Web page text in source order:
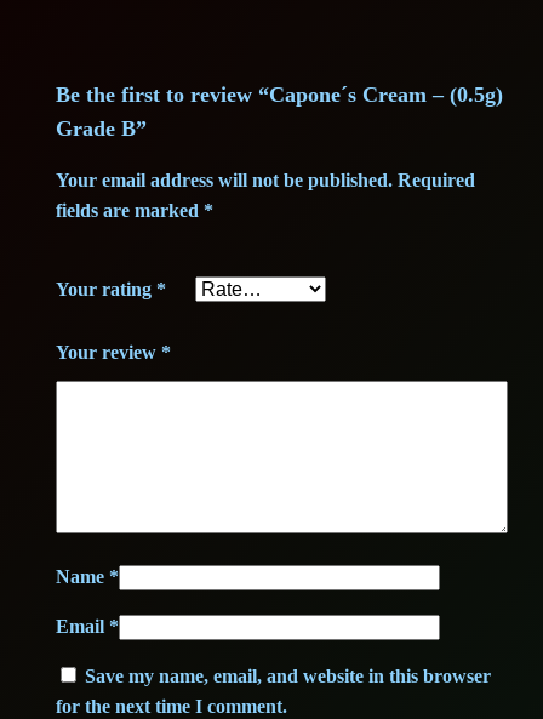
0
€
.
Be the first to review “Capone´s Cream – (0.5g)
Grade B”
Your email address will not be published. Required
fields are marked*
Your rating *
Your review *
Name*
Email*
Save my name, email, and website in this browser
for the next time I comment.